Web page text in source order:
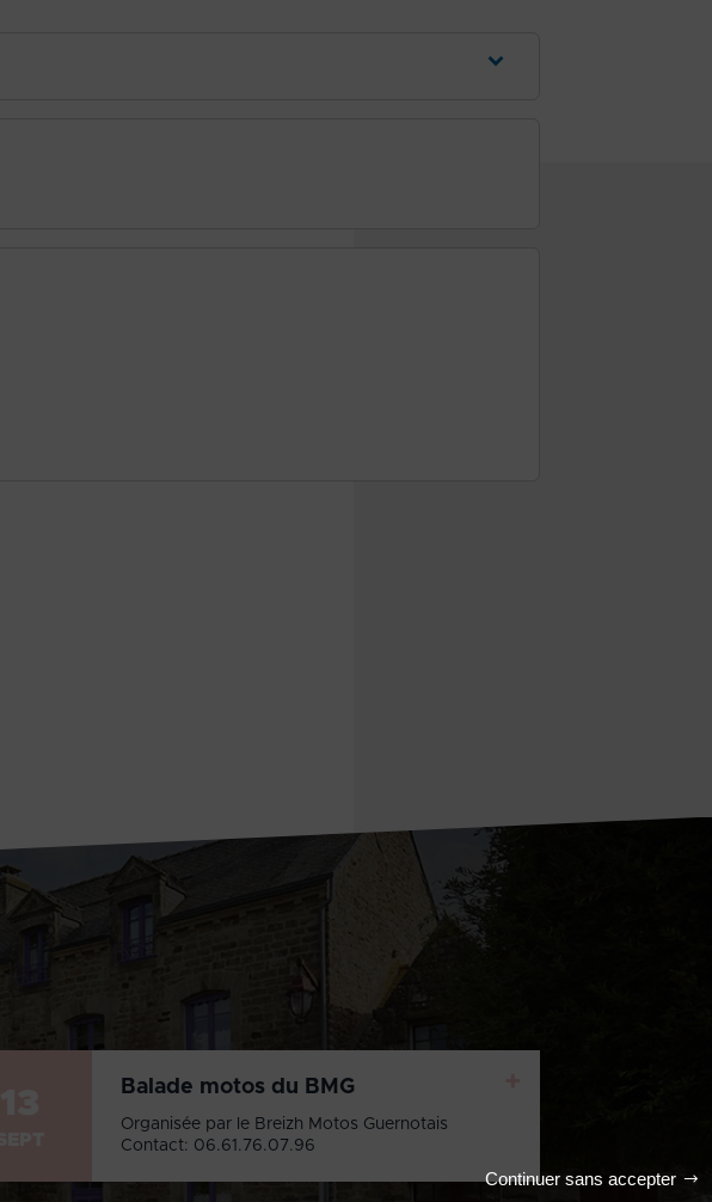
Continuer sans accepter
Balade motos du BMG
Organisée par le Breizh Motos Guernotais
Contact: 06.61.76.07.96